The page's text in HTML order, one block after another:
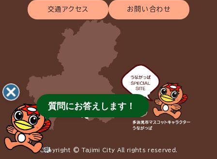
交通アクセス お問い合わせ
Copyright © Tajimi City All rights reserved.
質問にお答えします！